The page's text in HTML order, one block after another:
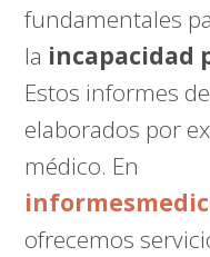
fundamentales
la incapacidad
Estos informes
elaborados por
médico. En
ofrecemos